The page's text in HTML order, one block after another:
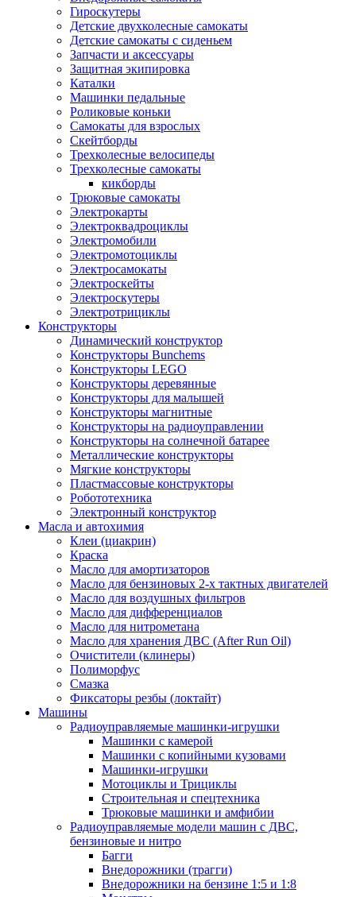
Гироскутеры
Детские двухколесные самокаты
Детские самокаты с сиденьем
Запчасти и аксессуары
Защитная экипировка
Каталки
Машинки педальные
Роликовые коньки
Самокаты для взрослых
Скейтборды
Трехколесные велосипеды
Трехколесные самокаты
кикборды
Трюковые самокаты
Электрокарты
Электроквадроциклы
Электромобили
Электромотоциклы
Электросамокаты
Электроскейты
Электроскутеры
Электротрициклы
Конструкторы
Динамический конструктор
Конструкторы Bunchems
Конструкторы LEGO
Конструкторы деревянные
Конструкторы для малышей
Конструкторы магнитные
Конструкторы на радиоуправлении
Конструкторы на солнечной батарее
Металлические конструкторы
Мягкие конструкторы
Пластмассовые конструкторы
Робототехника
Электронный конструктор
Масла и автохимия
Клеи (циакрин)
Краска
Масло для амортизаторов
Масло для бензиновых 2-х тактных двигателей
Масло для воздушных фильтров
Масло для дифференциалов
Масло для нитрометана
Масло для хранения ДВС (After Run Oil)
Очистители (клинеры)
Полиморфус
Смазка
Фиксаторы резбы (локтайт)
Машины
Радиоуправляемые машинки-игрушки
Машинки с камерой
Машинки с копийными кузовами
Машинки-игрушки
Мотоциклы и Трициклы
Строительная и спецтехника
Трюковые машинки и амфибии
Радиоуправляемые модели машин с ДВС,
бензиновые и нитро
Багги
Внедорожники (трагги)
Внедорожники на бензине 1:5 и 1:8